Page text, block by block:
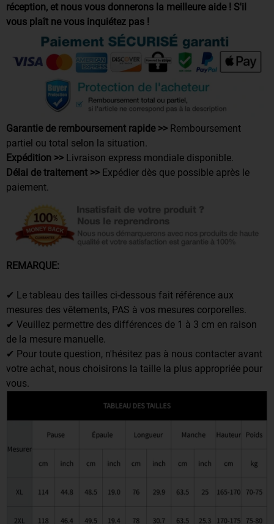
réception, et nous vous donnerons la meilleure aide ! S'il
vous plaît ne vous inquiétez pas !
Garantie de remboursement rapide >> Remboursement
partiel ou total selon la situation.
Expédition >> Livraison express mondiale disponible.
Délai de traitement >> Expédier dès que possible après le
paiement.
REMARQUE:
✔ Le tableau des tailles ci-dessous fait référence aux
mesures des vêtements, PAS à vos mesures corporelles.
✔ Veuillez permettre des différences de 1 à 3 cm en raison
de la mesure manuelle.
✔ Pour toute question, n'hésitez pas à nous contacter avant
votre achat, nous choisirons la taille la plus appropriée pour
vous.